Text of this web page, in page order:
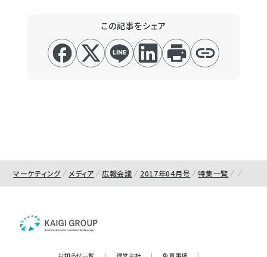
この記事をシェア
マーケティング メディア 広報会議 2017年04月号 特集一覧